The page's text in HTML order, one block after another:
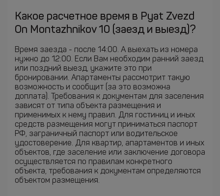
Какое расчетное время в Pyat Zvezd
On Montazhnikov 10 (заезд и выезд)?
Время заезда - после 14:00. А выехать из номера
нужно до 12:00. Если Вам необходим ранний заезд
или поздний выезд, укажите это при
бронировании. Апартаменты рассмотрит такую
возможность и сообщит (за это возможна
доплата). Требования к документам для заселения
зависят от типа объекта размещения и
применимых к нему правил. Для гостиниц и иных
средств размещения могут приниматься паспорт
РФ, заграничный паспорт или водительское
удостоверение. Для квартир, апартаментов и иных
объектов, где заселение или заключение договора
осуществляется по правилам конкретного
объекта, требования к документам определяются
объектом размещения.